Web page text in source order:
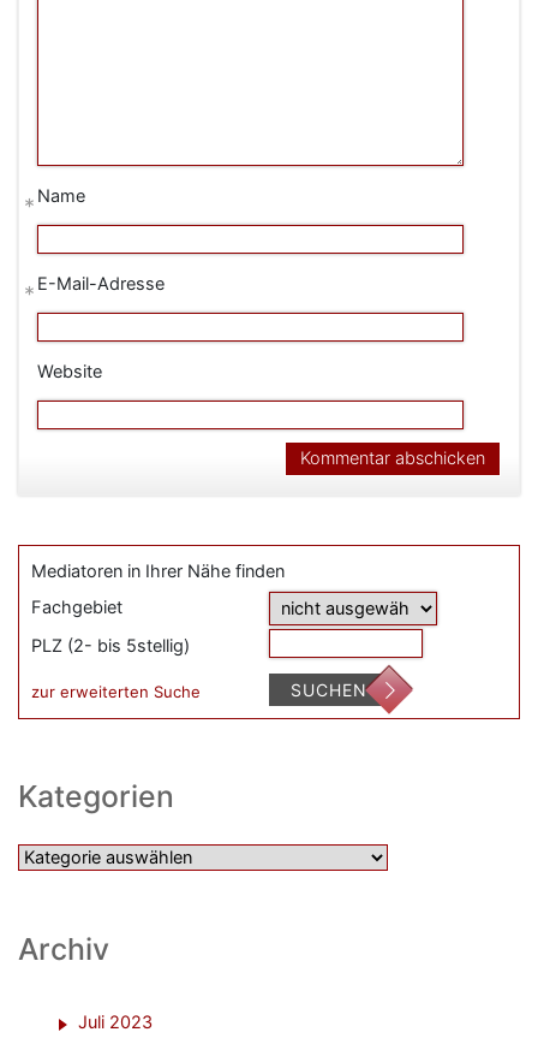
Name
*
E-Mail-Adresse
*
Website
Mediatoren in Ihrer Nähe finden
Fachgebiet
PLZ (2- bis 5stellig)
zur erweiterten Suche SUCHEN
Kategorien
Kategorien
Archiv
Juli 2023